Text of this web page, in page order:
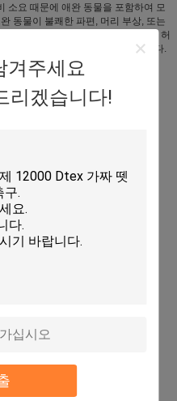
겨주세요
리겠습니다!
소요 때문에 애완 동물을 포함하여 모
동물이 불쾌한 파편, 머리 부상, 또는
와 야외 활동의 이익을 즐기는 것을 허
은 5명 년 제조자의 보장으로 옵니다.
을 하기
, 상업적인 지역, 등.
㎡
일